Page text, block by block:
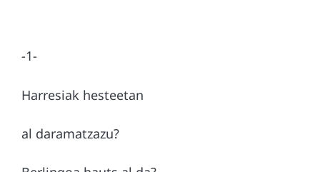
-1-
Harresiak hesteetan
al daramatzazu?